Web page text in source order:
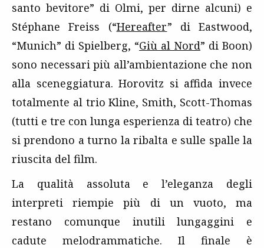
santo bevitore” di Olmi, per dirne alcuni) e
Stéphane Freiss (“Hereafter” di Eastwood,
“Munich” di Spielberg, “Giù al Nord” di Boon)
sono necessari più all’ambientazione che non
alla sceneggiatura. Horovitz si affida invece
totalmente al trio Kline, Smith, Scott-Thomas
(tutti e tre con lunga esperienza di teatro) che
si prendono a turno la ribalta e sulle spalle la
riuscita del film.
La qualità assoluta e l’eleganza degli
interpreti riempie più di un vuoto, ma
restano comunque inutili lungaggini e
cadute melodrammatiche. Il finale è